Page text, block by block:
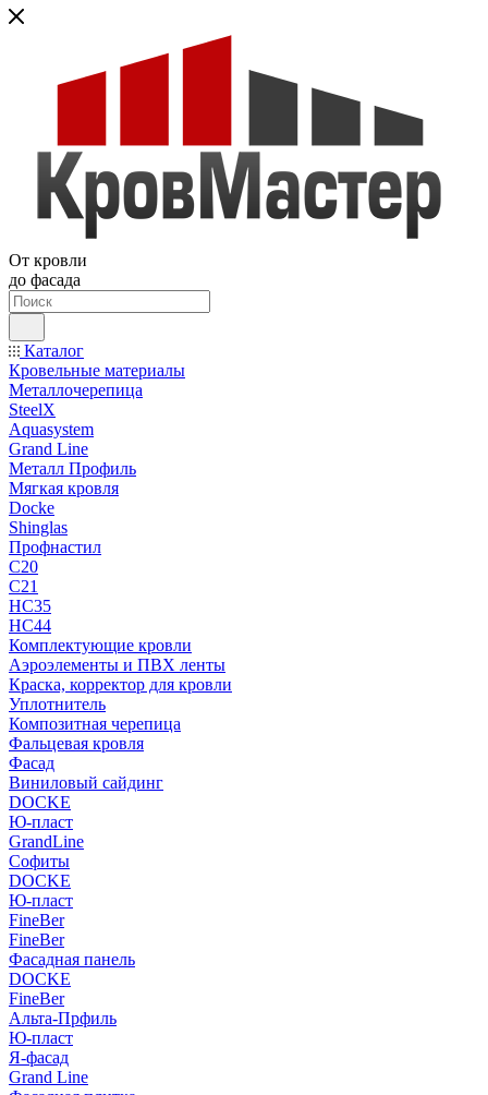
От кровли
до фасада
Каталог
Кровельные материалы
Металлочерепица
SteelX
Aquasystem
Grand Line
Металл Профиль
Мягкая кровля
Docke
Shinglas
Профнастил
C20
C21
НС35
НС44
Комплектующие кровли
Аэроэлементы и ПВХ ленты
Краска, корректор для кровли
Уплотнитель
Композитная черепица
Фальцевая кровля
Фасад
Виниловый сайдинг
DOCKE
Ю-пласт
GrandLine
Софиты
DOCKE
Ю-пласт
FineBer
FineBer
Фасадная панель
DOCKE
FineBer
Альта-Прфиль
Ю-пласт
Я-фасад
Grand Line